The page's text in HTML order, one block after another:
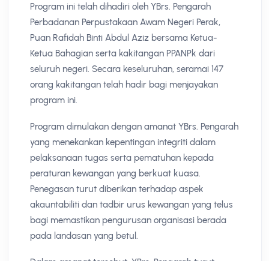
Program ini telah dihadiri oleh YBrs. Pengarah
Perbadanan Perpustakaan Awam Negeri Perak,
Puan Rafidah Binti Abdul Aziz bersama Ketua-
Ketua Bahagian serta kakitangan PPANPk dari
seluruh negeri. Secara keseluruhan, seramai 147
orang kakitangan telah hadir bagi menjayakan
program ini.
Program dimulakan dengan amanat YBrs. Pengarah
yang menekankan kepentingan integriti dalam
pelaksanaan tugas serta pematuhan kepada
peraturan kewangan yang berkuat kuasa.
Penegasan turut diberikan terhadap aspek
akauntabiliti dan tadbir urus kewangan yang telus
bagi memastikan pengurusan organisasi berada
pada landasan yang betul.